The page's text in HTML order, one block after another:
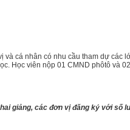
và cá nhân có nhu cầu tham dự
Học viên nộp 01 CMND phôtô và
giảng, các đơn vị đăng ký với số